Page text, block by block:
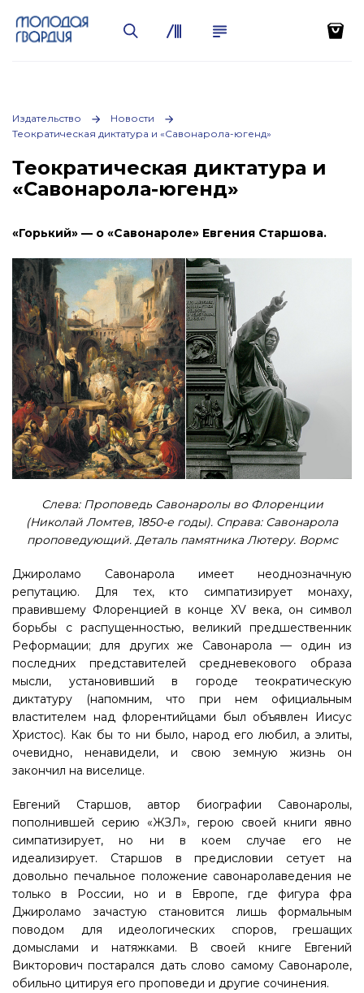
Издательство
Новости
Теократическая диктатура и «Савонарола-югенд»
Теократическая диктатура и
«Савонарола-югенд»
«Горький» — о «Савонароле» Евгения Старшова.
Слева: Проповедь Савонаролы во Флоренции
(Николай Ломтев, 1850-е годы). Справа: Савонарола
проповедующий. Деталь памятника Лютеру. Вормс
Джироламо Савонарола имеет неоднозначную
репутацию. Для тех, кто симпатизирует монаху,
правившему Флоренцией в конце XV века, он символ
борьбы с распущенностью, великий предшественник
Реформации; для других же Савонарола — один из
последних представителей средневекового образа
мысли, установивший в городе теократическую
диктатуру (напомним, что при нем официальным
властителем над флорентийцами был объявлен Иисус
Христос). Как бы то ни было, народ его любил, а элиты,
очевидно, ненавидели, и свою земную жизнь он
закончил на виселице.
Евгений Старшов, автор биографии Савонаролы,
пополнившей серию «ЖЗЛ», герою своей книги явно
симпатизирует, но ни в коем случае его не
идеализирует. Старшов в предисловии сетует на
довольно печальное положение савонаролаведения не
только в России, но и в Европе, где фигура фра
Джироламо зачастую становится лишь формальным
поводом для идеологических споров, грешащих
домыслами и натяжками. В своей книге Евгений
Викторович постарался дать слово самому Савонароле,
обильно цитируя его проповеди и другие сочинения.